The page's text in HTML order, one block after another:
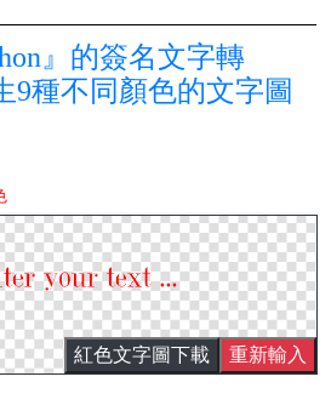
』的簽名文字轉
9種不同顏色的文字圖
紅色文字圖下載 重新輸入